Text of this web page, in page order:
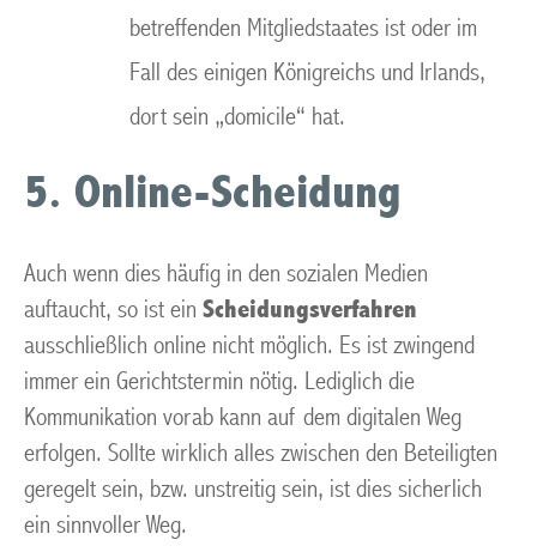
betreffenden Mitgliedstaates ist oder im
Fall des einigen Königreichs und Irlands,
dort sein „domicile“ hat.
5. Online-Scheidung
Auch wenn dies häufig in den sozialen Medien
auftaucht, so ist ein Scheidungsverfahren
ausschließlich online nicht möglich. Es ist zwingend
immer ein Gerichtstermin nötig. Lediglich die
Kommunikation vorab kann auf dem digitalen Weg
erfolgen. Sollte wirklich alles zwischen den Beteiligten
geregelt sein, bzw. unstreitig sein, ist dies sicherlich
ein sinnvoller Weg.